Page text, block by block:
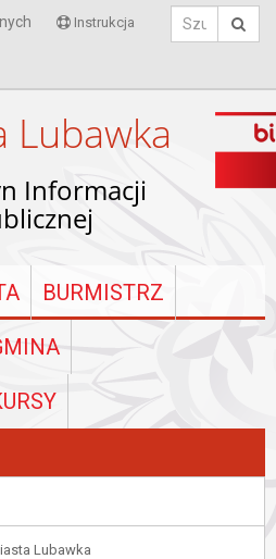
Instrukcja
Lubawka
Informacji
BURMISTRZ
Lubawka